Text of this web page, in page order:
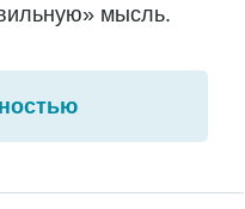
мысль.